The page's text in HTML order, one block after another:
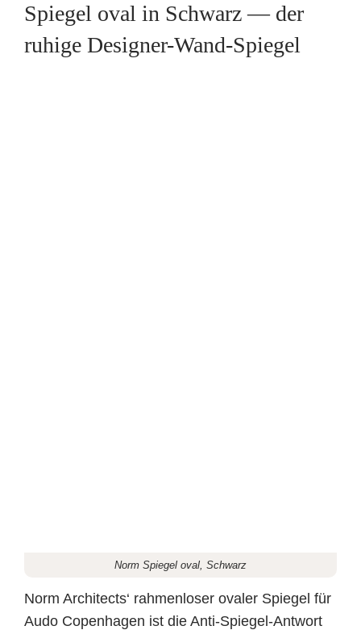
Spiegel oval in Schwarz — der
ruhige Designer-Wand-Spiegel
Norm Spiegel oval, Schwarz
Norm Architects‘ rahmenloser ovaler Spiegel für
Audo Copenhagen ist die Anti-Spiegel-Antwort